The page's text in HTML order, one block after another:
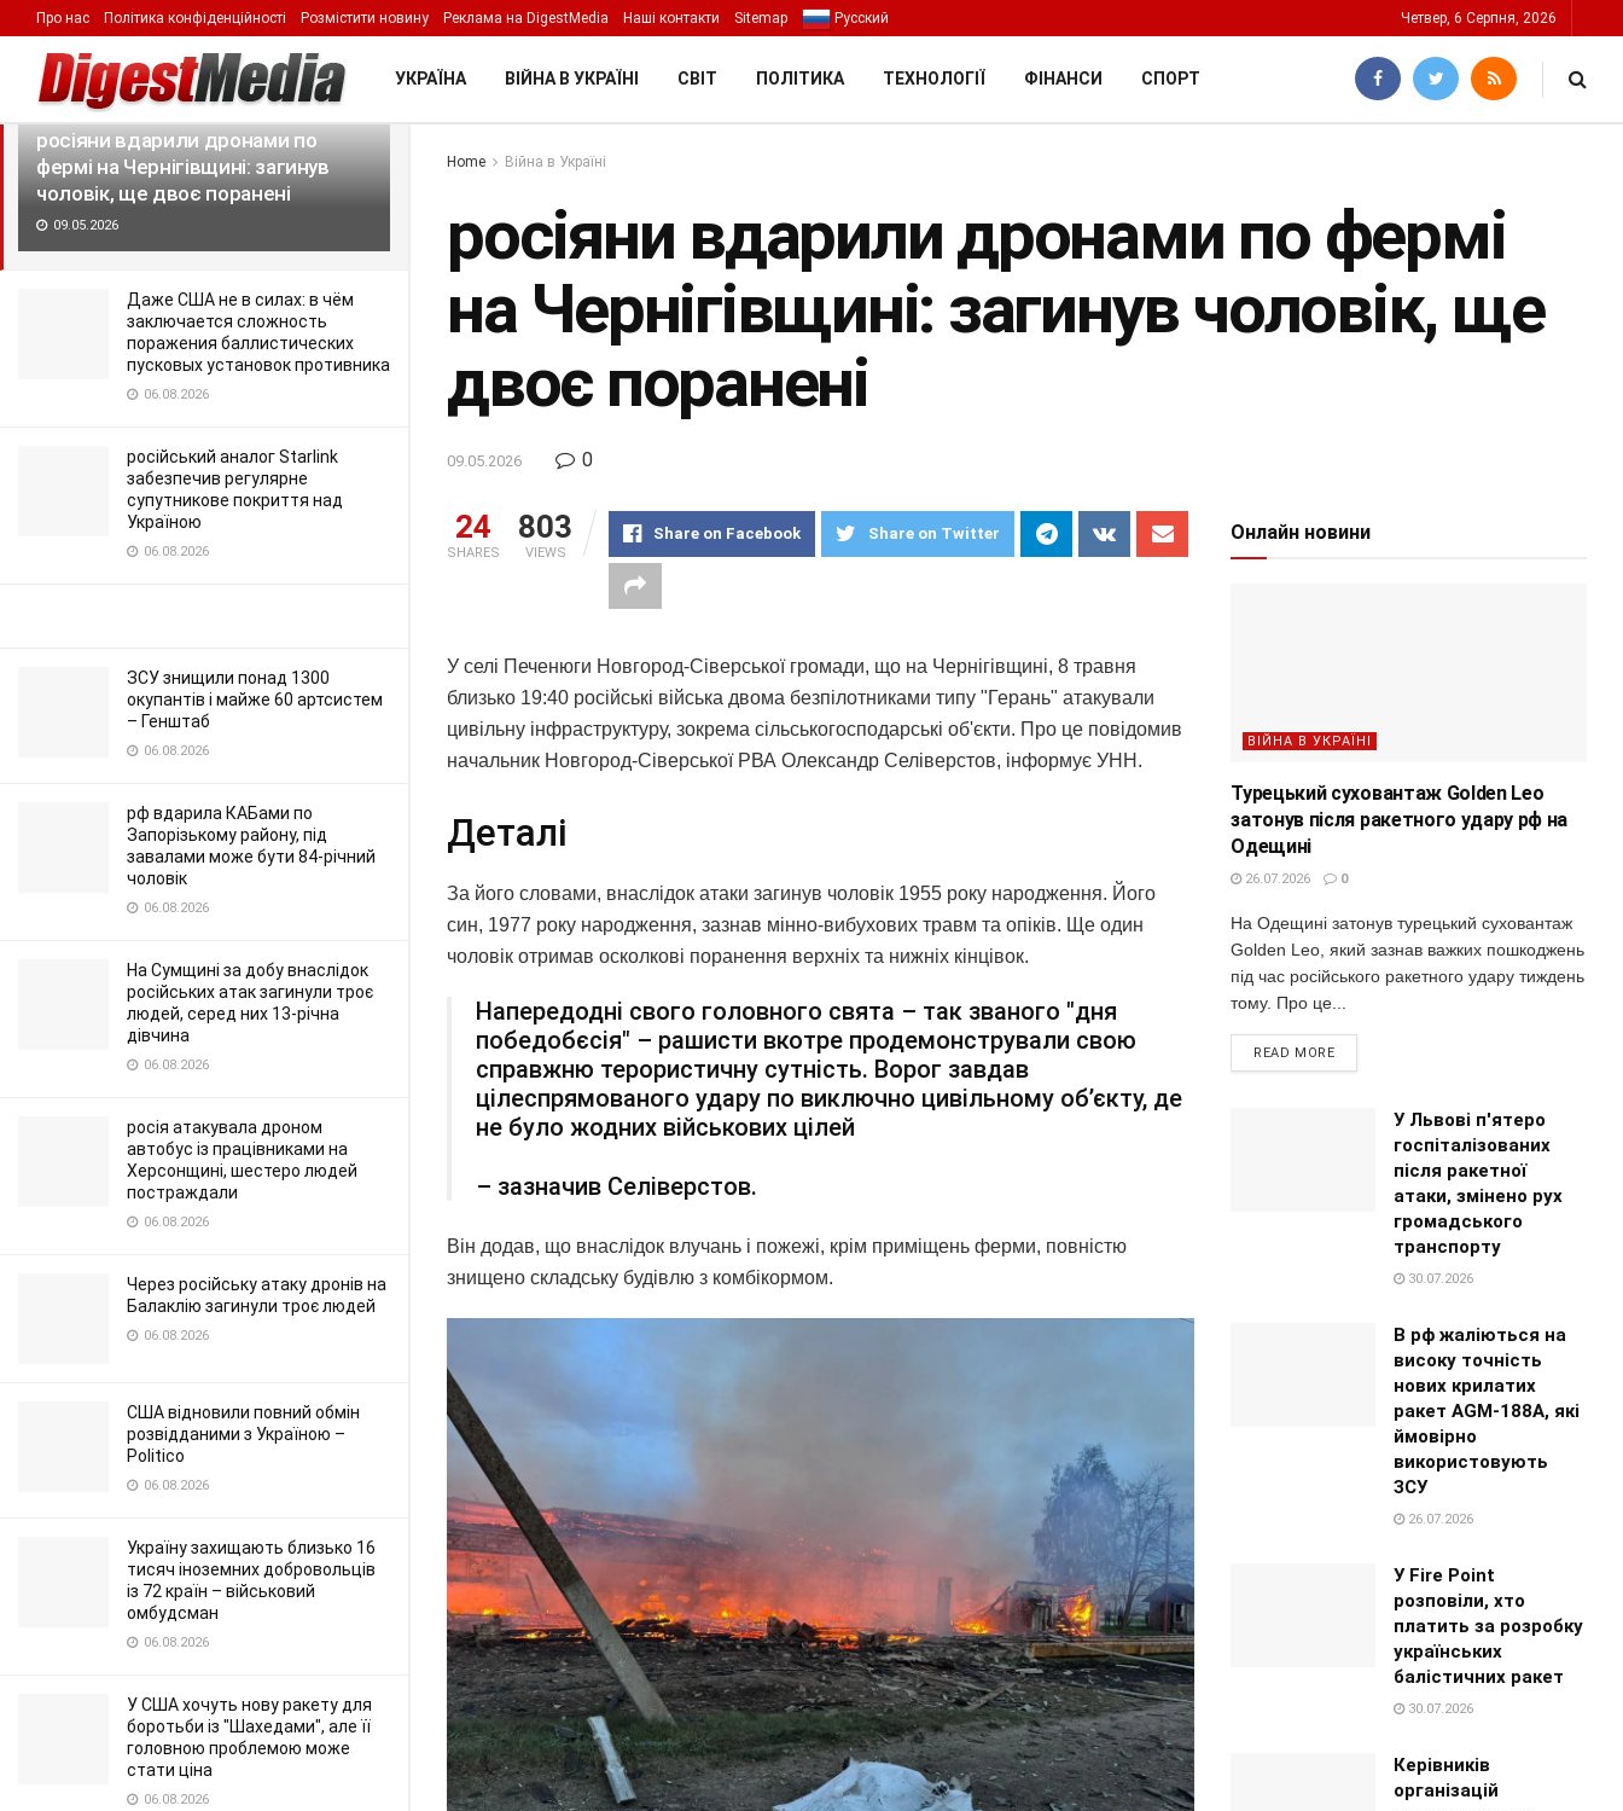
LATEST TRENDING Filter
росіяни вдарили дронами по
фермі на Чернігівщині: загинув
чоловік, ще двоє поранені
09.05.2026
Даже США не в силах: в чём
заключается сложность
поражения баллистических
пусковых установок противника
06.08.2026
російський аналог Starlink
забезпечив регулярне
супутникове покриття над
Україною
06.08.2026
ЗСУ знищили понад 1300
окупантів і майже 60 артсистем
– Генштаб
06.08.2026
рф вдарила КАБами по
Запорізькому району, під
завалами може бути 84-річний
чоловік
06.08.2026
На Сумщині за добу внаслідок
російських атак загинули троє
людей, серед них 13-річна
дівчина
06.08.2026
росія атакувала дроном
автобус із працівниками на
Херсонщині, шестеро людей
постраждали
06.08.2026
Через російську атаку дронів на
Балаклію загинули троє людей
06.08.2026
США відновили повний обмін
розвідданими з Україною –
Politico
06.08.2026
Україну захищають близько 16
тисяч іноземних добровольців
із 72 країн – військовий
омбудсман
06.08.2026
У США хочуть нову ракету для
боротьби із "Шахедами", але її
головною проблемою може
стати ціна
06.08.2026
Про нас Політика конфіденційності Розмістити новину Реклама на DigestMedia Наші контакти Sitemap Русский Четвер, 6 Серпня, 2026
УКРАЇНА ВІЙНА В УКРАЇНІ СВІТ ПОЛІТИКА ТЕХНОЛОГІЇ ФІНАНСИ СПОРТ
Home Війна в Україні
росіяни вдарили дронами по фермі
на Чернігівщині: загинув чоловік, ще
двоє поранені
09.05.2026 0
24
SHARES
803
VIEWS
Share on Facebook Share on Twitter
У селі Печенюги Новгород-Сіверської громади, що на Чернігівщині, 8 травня
близько 19:40 російські війська двома безпілотниками типу "Герань" атакували
цивільну інфраструктуру, зокрема сільськогосподарські об'єкти. Про це повідомив
начальник Новгород-Сіверської РВА Олександр Селіверстов, інформує УНН.
Деталі
За його словами, внаслідок атаки загинув чоловік 1955 року народження. Його
син, 1977 року народження, зазнав мінно-вибухових травм та опіків. Ще один
чоловік отримав осколкові поранення верхніх та нижніх кінцівок.
Напередодні свого головного свята – так званого "дня
победобєсія" – рашисти вкотре продемонстрували свою
справжню терористичну сутність. Ворог завдав
цілеспрямованого удару по виключно цивільному об’єкту, де
не було жодних військових цілей
– зазначив Селіверстов.
Він додав, що внаслідок влучань і пожежі, крім приміщень ферми, повністю
знищено складську будівлю з комбікормом.
Онлайн новини
ВІЙНА В УКРАЇНІ
Турецький суховантаж Golden Leo
затонув після ракетного удару рф на
Одещині
26.07.2026 0
На Одещині затонув турецький суховантаж
Golden Leo, який зазнав важких пошкоджень
під час російського ракетного удару тиждень
тому. Про це...
READ MORE
У Львові п'ятеро
госпіталізованих
після ракетної
атаки, змінено рух
громадського
транспорту
30.07.2026
В рф жаліються на
високу точність
нових крилатих
ракет AGM-188A, які
ймовірно
використовують
ЗСУ
26.07.2026
У Fire Point
розповіли, хто
платить за розробку
українських
балістичних ракет
30.07.2026
Керівників
організацій